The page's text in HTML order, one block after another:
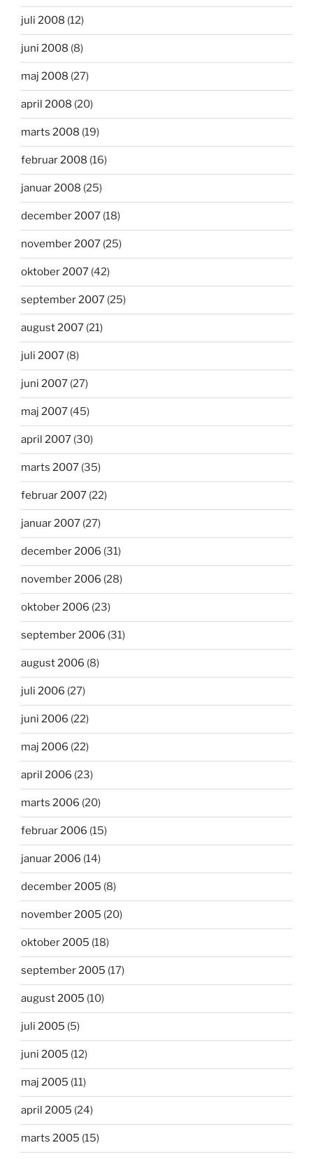
juli 2008 (12)
juni 2008 (8)
maj 2008 (27)
april 2008 (20)
marts 2008 (19)
februar 2008 (16)
januar 2008 (25)
december 2007 (18)
november 2007 (25)
oktober 2007 (42)
september 2007 (25)
august 2007 (21)
juli 2007 (8)
juni 2007 (27)
maj 2007 (45)
april 2007 (30)
marts 2007 (35)
februar 2007 (22)
januar 2007 (27)
december 2006 (31)
november 2006 (28)
oktober 2006 (23)
september 2006 (31)
august 2006 (8)
juli 2006 (27)
juni 2006 (22)
maj 2006 (22)
april 2006 (23)
marts 2006 (20)
februar 2006 (15)
januar 2006 (14)
december 2005 (8)
november 2005 (20)
oktober 2005 (18)
september 2005 (17)
august 2005 (10)
juli 2005 (5)
juni 2005 (12)
maj 2005 (11)
april 2005 (24)
marts 2005 (15)